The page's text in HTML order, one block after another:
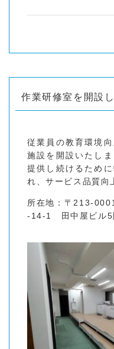
作業研修室を開設し
従業員の教育環境
施設を開設いたし
提供し続けるため
れ、サービス品質向
所在地：〒213-
-14-1 田中屋ビル5